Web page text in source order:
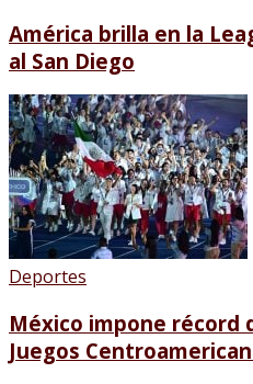
América brilla en la
al San Diego
Deportes
México impone récord
Juegos